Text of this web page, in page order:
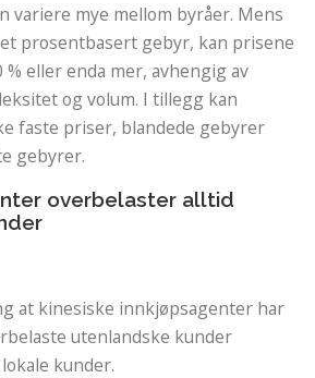
variere mye mellom byråer. Mens
prosentbasert gebyr, kan prisene
eller enda mer, avhengig av
og volum. I tillegg kan
faste priser, blandede gebyrer
gebyrer.
overbelaster alltid
at kinesiske innkjøpsagenter har
utenlandske kunder
kunder.